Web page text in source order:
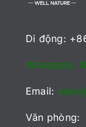
Di động:
Whatsapp:
Email:
Văn phòng: